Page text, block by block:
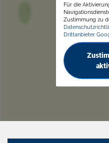
Für die
Zustimmung zu
Drittanbieter